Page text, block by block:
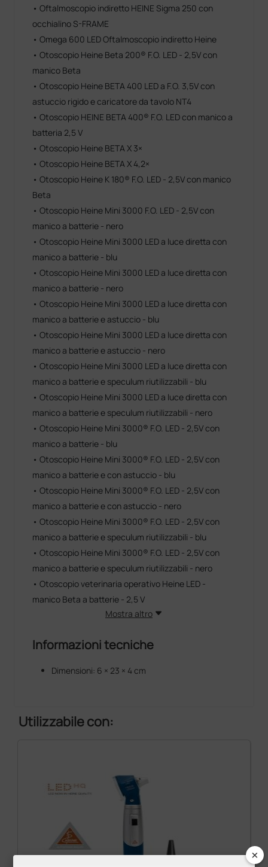
• Oftalmoscopio indiretto HEINE Sigma 250 con
occhialino S-FRAME
• Omega 600 LED Oftalmoscopio indiretto Heine
• Otoscopio Heine Beta 200® F.O. LED - 2,5V con
manico Beta
• Otoscopio Heine BETA 400 LED a F.O. 3,5V con
astuccio rigido e caricatore da tavolo NT4
• Otoscopio HEINE BETA 400® F.O. LED con manico a
batteria 2,5 V
• Otoscopio Heine BETA X 3×
• Otoscopio Heine BETA X 4,2×
• Otoscopio Heine K 180® F.O. LED - 2,5V con manico
Beta
• Otoscopio Heine Mini 3000 F.O. LED - 2,5V con
manico a batterie - nero
• Otoscopio Heine Mini 3000 LED a luce diretta con
manico a batterie - blu
• Otoscopio Heine Mini 3000 LED a luce diretta con
manico a batterie - nero
• Otoscopio Heine Mini 3000 LED a luce diretta con
manico a batterie e astuccio - blu
• Otoscopio Heine Mini 3000 LED a luce diretta con
manico a batterie e astuccio - nero
• Otoscopio Heine Mini 3000 LED a luce diretta con
manico a batterie e speculum riutilizzabili - blu
• Otoscopio Heine Mini 3000 LED a luce diretta con
manico a batterie e speculum riutilizzabili - nero
• Otoscopio Heine Mini 3000® F.O. LED - 2,5V con
manico a batterie - blu
• Otoscopio Heine Mini 3000® F.O. LED - 2,5V con
manico a batterie e con astuccio - blu
• Otoscopio Heine Mini 3000® F.O. LED - 2,5V con
manico a batterie e con astuccio - nero
• Otoscopio Heine Mini 3000® F.O. LED - 2,5V con
manico a batterie e speculum riutilizzabili - blu
• Otoscopio Heine Mini 3000® F.O. LED - 2,5V con
manico a batterie e speculum riutilizzabili - nero
• Otoscopio veterinaria operativo Heine LED -
manico Beta a batterie - 2,5 V
Mostra altro
Informazioni tecniche
Dimensioni: 6 × 23 × 4 cm
Utilizzabile con:
×